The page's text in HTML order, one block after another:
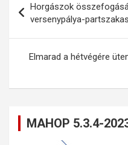
navigáció
Horgászok
versenypálya-
Elmarad a hétvégére
MAHOP 5.3.4-